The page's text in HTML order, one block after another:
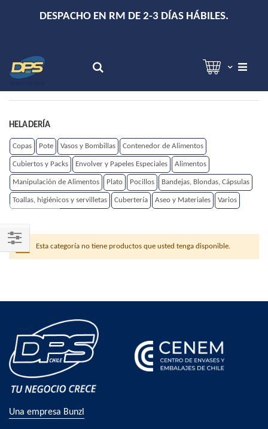
DESPACHO EN RM DE 2-3 DÍAS HÁBILES.
Esta categoría no tiene productos que usted tenga disponible.
HELADERÍA
Copas Pote Vasos y Bombillas Contenedor de Alimentos
Cubiertos y Packs Envolver y Papeles Especiales Alimentos
Manipulación de Alimentos Plato Pocillos Bandejas, Blondas, Cápsulas
Toallas, higiénicos y servilletas Cubertería Aseo y Materiales Varios
Shop
Una empresa Bunzl